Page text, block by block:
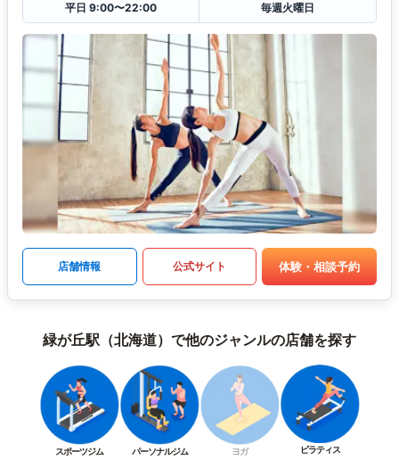
平日 9:00〜22:00 毎週火曜日
店舗情報 公式サイト 体験・相談予約
緑が丘駅（北海道）で他のジャンルの店舗を探す
スポーツジム パーソナルジム ヨガ ピラティス